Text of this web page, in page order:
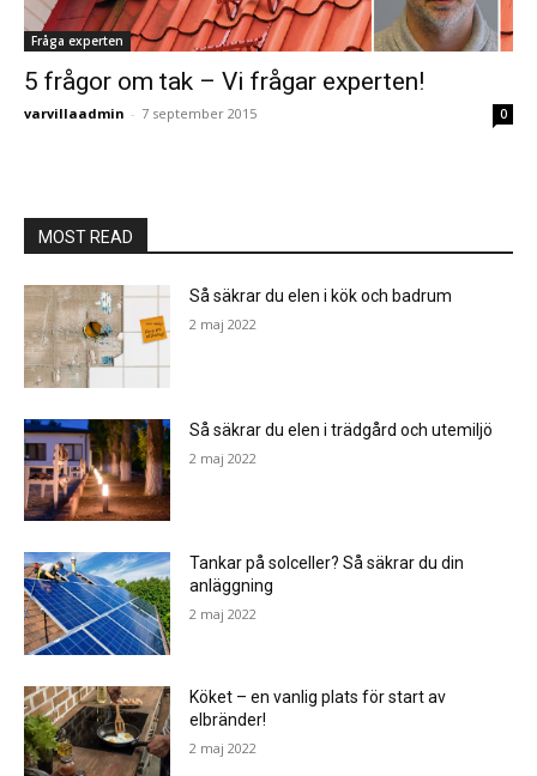
Fråga experten
5 frågor om tak – Vi frågar experten!
varvillaadmin - 7 september 2015 0
MOST READ
Så säkrar du elen i kök och badrum
2 maj 2022
Så säkrar du elen i trädgård och utemiljö
2 maj 2022
Tankar på solceller? Så säkrar du din
anläggning
2 maj 2022
Köket – en vanlig plats för start av
elbränder!
2 maj 2022